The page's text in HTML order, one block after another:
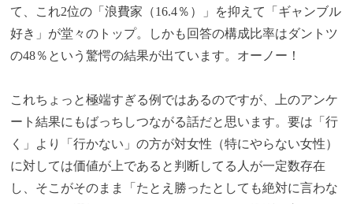
て、これ2位の「浪費家（16.4％）」を抑えて「ギャンブル
好き」が堂々のトップ。しかも回答の構成比率はダントツ
の48％という驚愕の結果が出ています。オーノー！
これちょっと極端すぎる例ではあるのですが、上のアンケ
ート結果にもばっちしつながる話だと思います。要は「行
く」より「行かない」の方が対女性（特にやらない女性）
に対しては価値が上であると判断してる人が一定数存在
し、そこがそのまま「たとえ勝ったとしても絶対に言わな